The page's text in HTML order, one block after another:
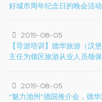
好城市周年纪念日的晚会活动
2019-08-05
【导游培训】德华旅游（汉
主任为领区旅游从业人员领
2019-08-05
“魅力池州“德国推介会，德